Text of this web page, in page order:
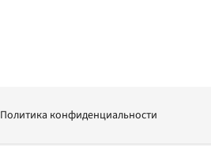
Политика конфиденциальности